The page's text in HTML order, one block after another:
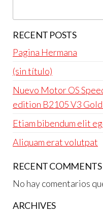
RECENT POSTS
Pagina Hermana
(sin título)
Nuevo Motor OS
edition B2105 V3
Etiam bibendum elit
Aliquam erat volutpat
RECENT COMMENTS
No hay comentarios
ARCHIVES